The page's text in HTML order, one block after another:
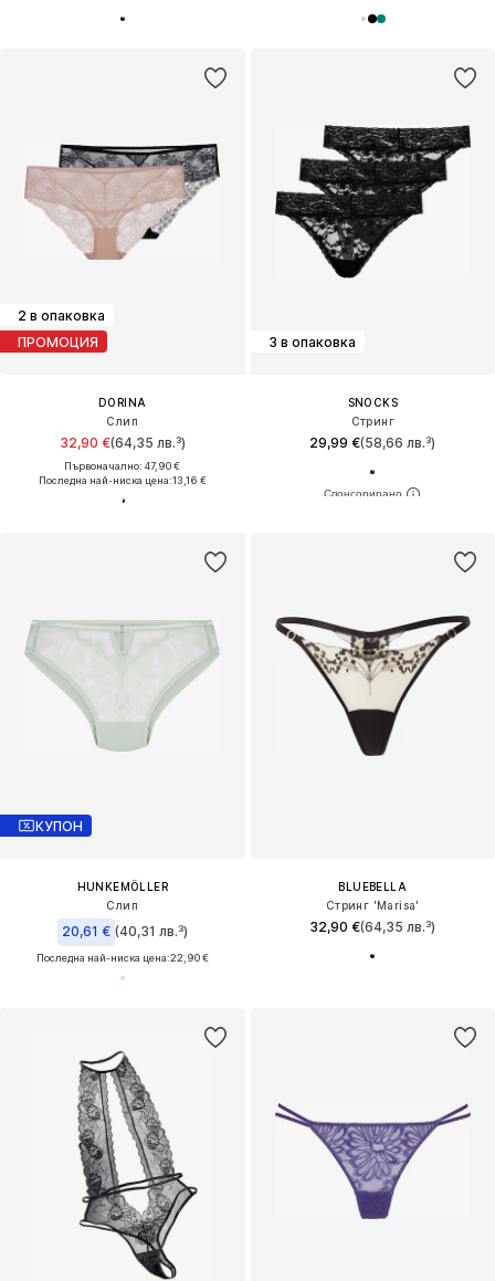
2 в опаковка
ПРОМОЦИЯ
DORINA
Слип
32,90 €(64,35 лв.³)
Първоначално: 47,90 €
Последна най-ниска цена:13,16 €
3 в опаковка
SNOCKS
Стринг
29,99 €(58,66 лв.³)
КУПОН
HUNKEMÖLLER
Слип
20,61 € (40,31 лв.³)
Последна най-ниска цена:22,90 €
BLUEBELLA
Стринг 'Marisa'
32,90 €(64,35 лв.³)